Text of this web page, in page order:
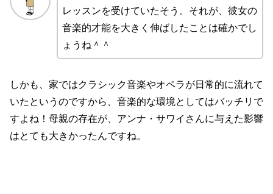
レッスンを受けていたそう。それが、彼女の
音楽的才能を大きく伸ばしたことは確かでし
ょうね＾＾
しかも、家ではクラシック音楽やオペラが日常的に流れて
いたというのですから、音楽的な環境としてはバッチリで
すよね！母親の存在が、アンナ・サワイさんに与えた影響
はとても大きかったんですね。